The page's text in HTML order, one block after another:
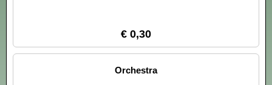
€ 0,30
Orchestra